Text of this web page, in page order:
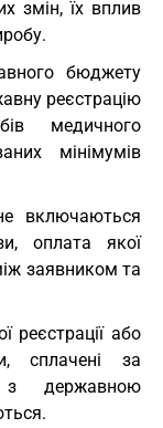
змін, їх вплив
бюджету
реєстрацію
медичного
мінімумів
включаються
оплата якої
заявником та
реєстрації або
сплачені за
з державною